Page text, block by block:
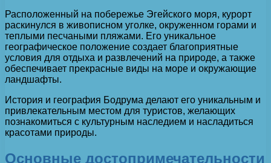
Расположенный на побережье Эгейского моря, курорт
раскинулся в живописном уголке, окруженном горами и
теплыми песчаными пляжами. Его уникальное
географическое положение создает благоприятные
условия для отдыха и развлечений на природе, а также
обеспечивает прекрасные виды на море и окружающие
ландшафты.
История и география Бодрума делают его уникальным и
привлекательным местом для туристов, желающих
познакомиться с культурным наследием и насладиться
красотами природы.
Основные достопримечательности